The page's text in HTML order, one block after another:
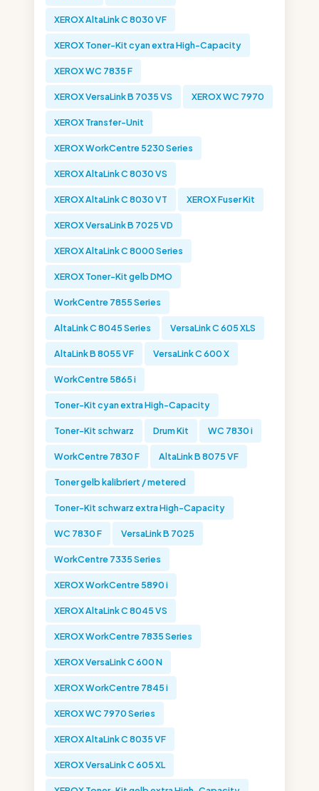
XEROX AltaLink C 8030 VF
XEROX Toner-Kit cyan extra High-Capacity
XEROX WC 7835 F
XEROX VersaLink B 7035 VS XEROX WC 7970
XEROX Transfer-Unit
XEROX WorkCentre 5230 Series
XEROX AltaLink C 8030 VS
XEROX AltaLink C 8030 VT XEROX Fuser Kit
XEROX VersaLink B 7025 VD
XEROX AltaLink C 8000 Series
XEROX Toner-Kit gelb DMO
WorkCentre 7855 Series
AltaLink C 8045 Series VersaLink C 605 XLS
AltaLink B 8055 VF VersaLink C 600 X
WorkCentre 5865 i
Toner-Kit cyan extra High-Capacity
Toner-Kit schwarz Drum Kit WC 7830 i
WorkCentre 7830 F AltaLink B 8075 VF
Toner gelb kalibriert / metered
Toner-Kit schwarz extra High-Capacity
WC 7830 F VersaLink B 7025
WorkCentre 7335 Series
XEROX WorkCentre 5890 i
XEROX AltaLink C 8045 VS
XEROX WorkCentre 7835 Series
XEROX VersaLink C 600 N
XEROX WorkCentre 7845 i
XEROX WC 7970 Series
XEROX AltaLink C 8035 VF
XEROX VersaLink C 605 XL